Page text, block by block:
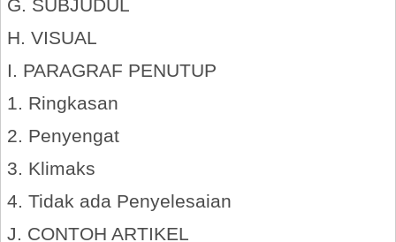
G. SUBJUDUL
H. VISUAL
I. PARAGRAF PENUTUP
1. Ringkasan
2. Penyengat
3. Klimaks
4. Tidak ada Penyelesaian
J. CONTOH ARTIKEL